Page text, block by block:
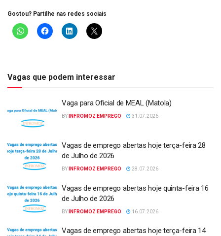
Gostou? Partilhe nas redes sociais
Vagas que podem interessar
Vaga para Oficial de MEAL (Matola)
BY INFROMOZ EMPREGO 31.07.2026
Vagas de emprego abertas hoje terça-feira 28
de Julho de 2026
BY INFROMOZ EMPREGO 28.07.2026
Vagas de emprego abertas hoje quinta-feira 16
de Julho de 2026
BY INFROMOZ EMPREGO 16.07.2026
Vagas de emprego abertas hoje terça-feira 14